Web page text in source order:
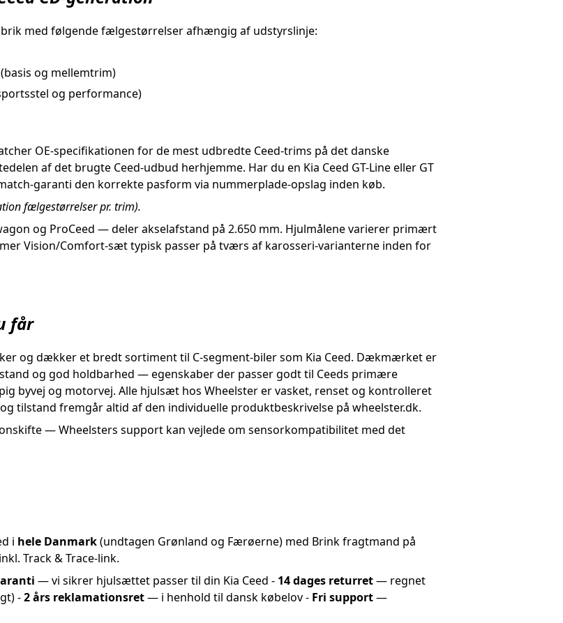
med følgende fælgestørrelser afhængig af udstyrslinje:
og mellemtrim)
og performance)
OE-specifikationen for de mest udbredte Ceed-trims på det danske
af det brugte Ceed-udbud herhjemme. Har du en Kia Ceed GT-Line eller GT
garanti den korrekte pasform via nummerplade-opslag inden køb.
fælgestørrelser pr. trim).
og ProCeed — deler akselafstand på 2.650 mm. Hjulmålene varierer primært
Vision/Comfort-sæt typisk passer på tværs af karosseri-varianterne inden for
får
og dækker et bredt sortiment til C-segment-biler som Kia Ceed. Dækmærket er
og god holdbarhed — egenskaber der passer godt til Ceeds primære
byvej og motorvej. Alle hjulsæt hos Wheelster er vasket, renset og kontrolleret
tilstand fremgår altid af den individuelle produktbeskrivelse på wheelster.dk.
— Wheelsters support kan vejlede om sensorkompatibilitet med det
i hele Danmark(undtagen Grønland og Færøerne) med Brink fragtmand på
Track & Trace-link.
— vi sikrer hjulsættet passer til din Kia Ceed - 14 dages returret— regnet
-2 års reklamationsret— i henhold til dansk købelov - Fri support—